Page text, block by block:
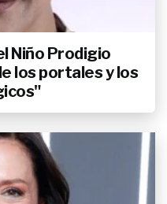
Niño Prodigio
los portales y los